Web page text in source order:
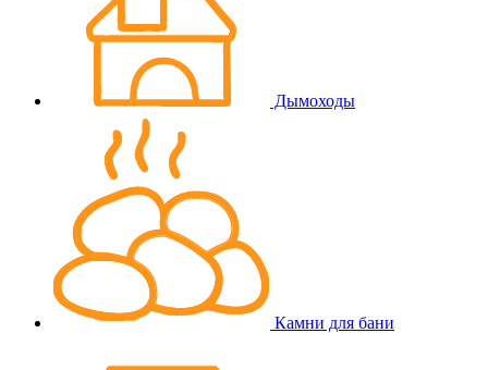
Дымоходы
Камни для бани